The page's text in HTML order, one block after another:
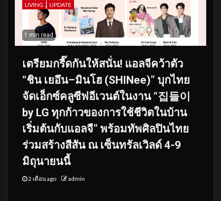
LIVING UPDATE
1 min read
เตรียมกรี๊ดกันให้สนั่น! แอลจีคว้าตัว
“ชิน เยอึน–มินโฮ (SHINee)” บุกไทย
จัดเอ็กซ์คลูซีฟอีเวนต์ในงาน “집들이
by LG ทุกก้าวของการใช้ชีวิตในบ้าน
เริ่มต้นกับแอลจี” พร้อมทัพศิลปินไทย
ร่วมสร้างสีสัน ณ เซ็นทรัลเวิลด์ 4-9
มิถุนายนนี้
2 เดือน ago admin